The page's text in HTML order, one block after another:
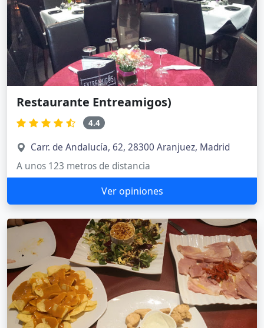
Restaurante Entreamigos)
4.4
Carr. de Andalucía, 62, 28300 Aranjuez, Madrid
A unos 123 metros de distancia
Ver opiniones